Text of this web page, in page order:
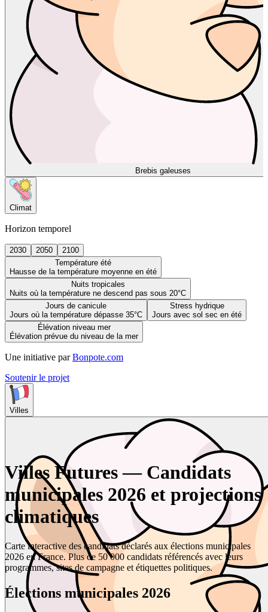
Brebis galeuses
Climat
Horizon temporel
2030 2050
2100
Température été
Hausse de la température moyenne en été
Nuits tropicales
Nuits où la température ne descend pas sous 20°C
Jours de canicule
Jours où la température dépasse 35°C
Stress hydrique
Jours avec sol sec en été
Élévation niveau mer
Élévation prévue du niveau de la mer
Une initiative par Bonpote.com
Soutenir le projet
Villes
Villes Futures — Candidats
municipales 2026 et projections
climatiques
Carte interactive des candidats déclarés aux élections municipales
2026 en France. Plus de 50 000 candidats référencés avec leurs
programmes, sites de campagne et étiquettes politiques.
Élections municipales 2026